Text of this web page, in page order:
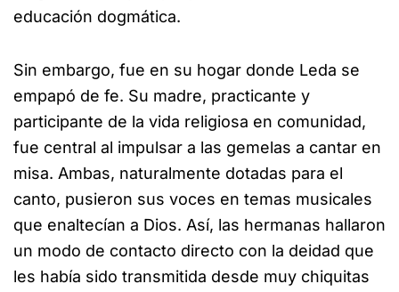
educación dogmática.
Sin embargo, fue en su hogar donde Leda se
empapó de fe. Su madre, practicante y
participante de la vida religiosa en comunidad,
fue central al impulsar a las gemelas a cantar en
misa. Ambas, naturalmente dotadas para el
canto, pusieron sus voces en temas musicales
que enaltecían a Dios. Así, las hermanas hallaron
un modo de contacto directo con la deidad que
les había sido transmitida desde muy chiquitas